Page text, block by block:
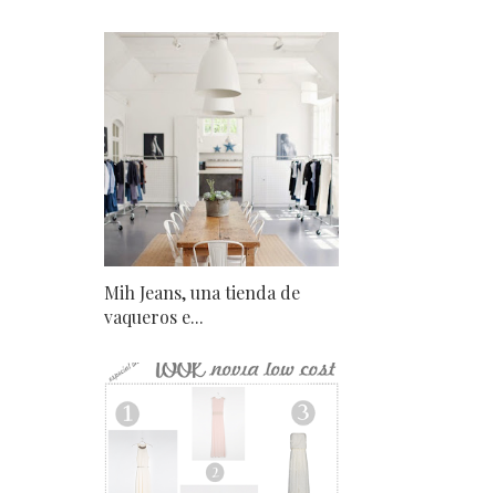
Mih Jeans, una tienda de
vaqueros e...